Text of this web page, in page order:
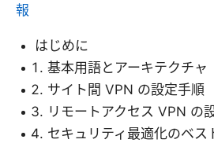
報
はじめに
基本用語とアーキテクチャ
サイト間 VPN の設定手順
リモートアクセス VPN の
セキュリティ最適化のベス